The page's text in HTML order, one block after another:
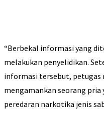
“Berbekal informasi yang
melakukan penyelidikan.
informasi tersebut, petugas
mengamankan seorang
peredaran narkotika jenis